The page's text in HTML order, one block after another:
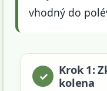
vhodný do
Krok 1:
kolena